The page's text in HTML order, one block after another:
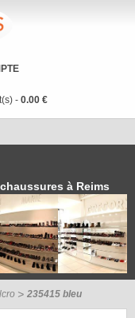
- 0.00 €
à Reims
235415 bleu